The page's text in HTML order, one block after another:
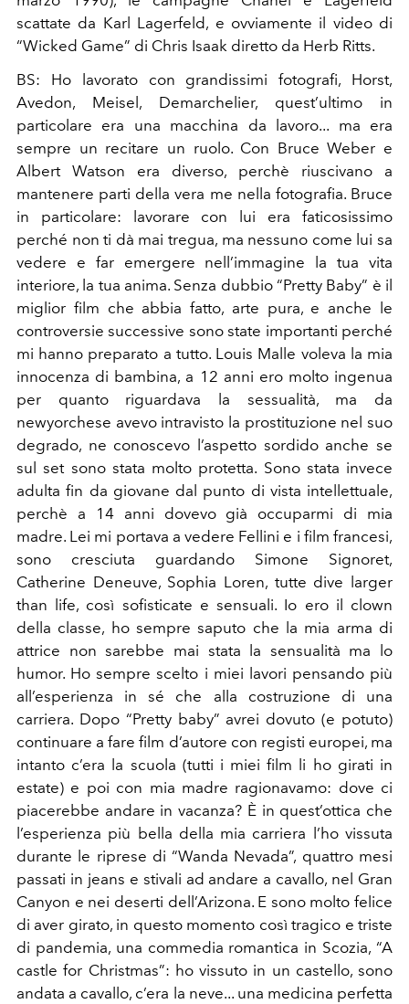
scattate da Karl Lagerfeld, e ovviamente il video di
“Wicked Game” di Chris Isaak diretto da Herb Ritts.
BS: Ho lavorato con grandissimi fotografi, Horst,
Avedon, Meisel, Demarchelier, quest’ultimo in
particolare era una macchina da lavoro... ma era
sempre un recitare un ruolo. Con Bruce Weber e
Albert Watson era diverso, perchè riuscivano a
mantenere parti della vera me nella fotografia. Bruce
in particolare: lavorare con lui era faticosissimo
perché non ti dà mai tregua, ma nessuno come lui sa
vedere e far emergere nell’immagine la tua vita
interiore, la tua anima. Senza dubbio “Pretty Baby” è il
miglior film che abbia fatto, arte pura, e anche le
controversie successive sono state importanti perché
mi hanno preparato a tutto. Louis Malle voleva la mia
innocenza di bambina, a 12 anni ero molto ingenua
per quanto riguardava la sessualità, ma da
newyorchese avevo intravisto la prostituzione nel suo
degrado, ne conoscevo l’aspetto sordido anche se
sul set sono stata molto protetta. Sono stata invece
adulta fin da giovane dal punto di vista intellettuale,
perchè a 14 anni dovevo già occuparmi di mia
madre. Lei mi portava a vedere Fellini e i film francesi,
sono cresciuta guardando Simone Signoret,
Catherine Deneuve, Sophia Loren, tutte dive larger
than life, così sofisticate e sensuali. Io ero il clown
della classe, ho sempre saputo che la mia arma di
attrice non sarebbe mai stata la sensualità ma lo
humor. Ho sempre scelto i miei lavori pensando più
all’esperienza in sé che alla costruzione di una
carriera. Dopo “Pretty baby” avrei dovuto (e potuto)
continuare a fare film d’autore con registi europei, ma
intanto c’era la scuola (tutti i miei film li ho girati in
estate) e poi con mia madre ragionavamo: dove ci
piacerebbe andare in vacanza? È in quest’ottica che
l’esperienza più bella della mia carriera l’ho vissuta
durante le riprese di “Wanda Nevada”, quattro mesi
passati in jeans e stivali ad andare a cavallo, nel Gran
Canyon e nei deserti dell’Arizona. E sono molto felice
di aver girato, in questo momento così tragico e triste
di pandemia, una commedia romantica in Scozia, “A
castle for Christmas”: ho vissuto in un castello, sono
andata a cavallo, c’era la neve... una medicina perfetta